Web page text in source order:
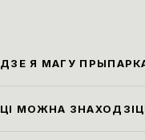
ДЗЕ Я МАГУ
ЦІ МОЖНА